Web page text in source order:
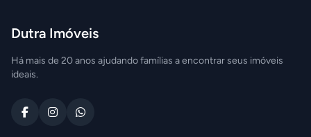
Dutra Imóveis
Há mais de 20 anos ajudando famílias a encontrar seus imóveis
ideais.